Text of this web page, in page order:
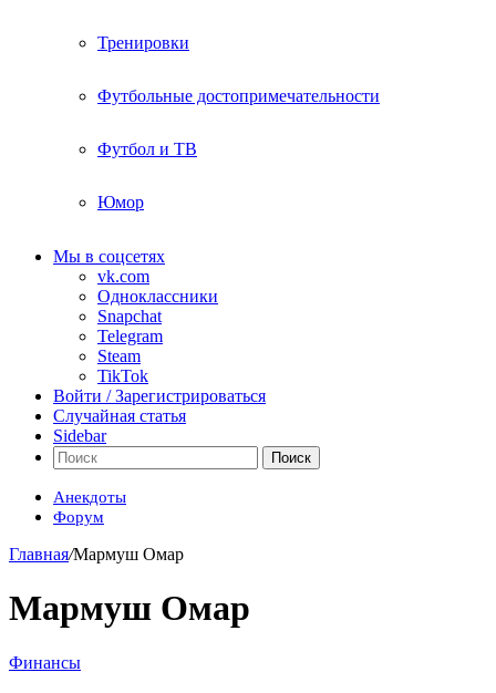
Тренировки
Футбольные достопримечательности
Футбол и ТВ
Юмор
Мы в соцсетях
vk.com
Одноклассники
Snapchat
Telegram
Steam
TikTok
Войти / Зарегистрироваться
Случайная статья
Sidebar
Поиск
Анекдоты
Форум
Главная/Мармуш Омар
Мармуш Омар
Финансы